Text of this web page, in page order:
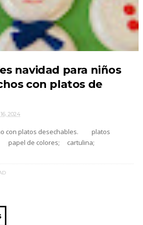
navidad para niños
con platos de
2024
con platos desechables. platos
papel de colores; cartulina;